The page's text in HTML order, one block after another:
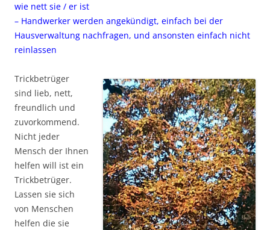
wie nett sie / er ist
– Handwerker werden angekündigt, einfach bei der
Hausverwaltung nachfragen, und ansonsten einfach nicht
reinlassen
Trickbetrüger
sind lieb, nett,
freundlich und
zuvorkommend.
Nicht jeder
Mensch der Ihnen
helfen will ist ein
Trickbetrüger.
Lassen sie sich
von Menschen
helfen die sie